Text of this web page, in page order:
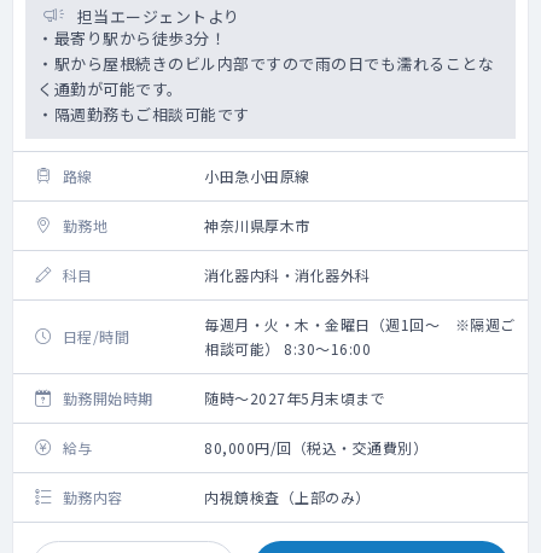
担当エージェントより
・最寄り駅から徒歩3分！
・駅から屋根続きのビル内部ですので雨の日でも濡れることな
く通勤が可能です。
・隔週勤務もご相談可能です
路線 小田急小田原線
勤務地 神奈川県厚木市
科目 消化器内科・消化器外科
日程/時間
毎週月・火・木・金曜日（週1回～ ※隔週ご
相談可能） 8:30～16:00
勤務開始時期 随時～2027年5月末頃まで
給与 80,000円/回（税込・交通費別）
勤務内容 内視鏡検査（上部のみ）